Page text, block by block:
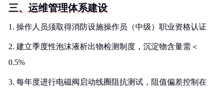
三、运维管理体系建设
1. 操作人员须取得消防设施操作员（中级）职业资格认证
2. 建立季度性泡沫液析出物检测制度，沉淀物含量需＜
0.5%
3. 每年度进行电磁阀启动线圈阻抗测试，阻值偏差控制在